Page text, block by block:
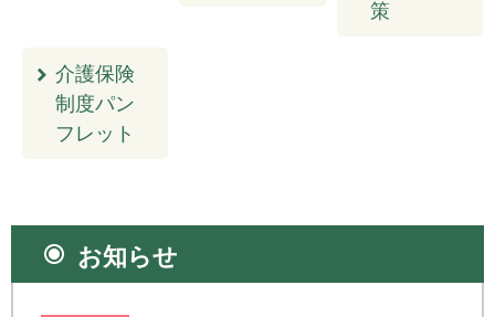
策
介護保険
制度パン
フレット
お知らせ